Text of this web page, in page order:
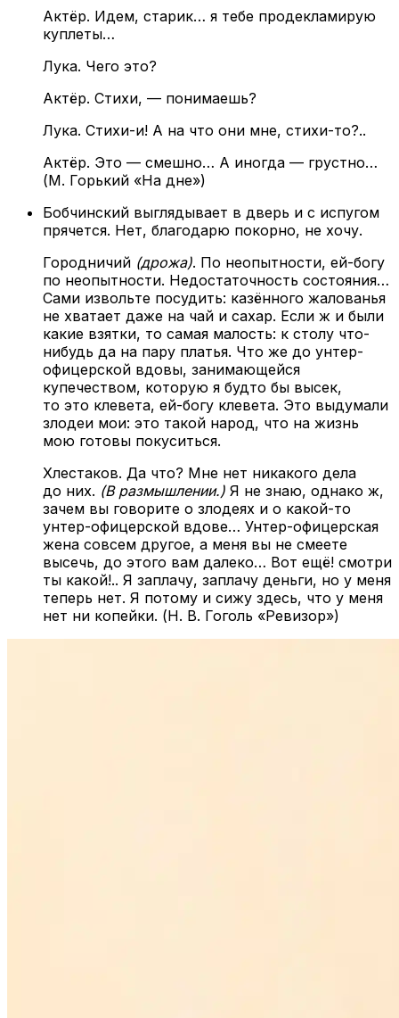
Актёр. Идем, старик… я тебе продекламирую
куплеты…
Лука. Чего это?
Актёр. Стихи, — понимаешь?
Лука. Стихи-и! А на что они мне, стихи-то?..
Актёр. Это — смешно… А иногда — грустно…
(М. Горький «На дне»)
Бобчинский выглядывает в дверь и с испугом
прячется. Нет, благодарю покорно, не хочу.
Городничий (дрожа). По неопытности, ей-богу
по неопытности. Недостаточность состояния…
Сами извольте посудить: казённого жалованья
не хватает даже на чай и сахар. Если ж и были
какие взятки, то самая малость: к столу что-
нибудь да на пару платья. Что же до унтер-
офицерской вдовы, занимающейся
купечеством, которую я будто бы высек,
то это клевета, ей-богу клевета. Это выдумали
злодеи мои: это такой народ, что на жизнь
мою готовы покуситься.
Хлестаков. Да что? Мне нет никакого дела
до них. (В размышлении.) Я не знаю, однако ж,
зачем вы говорите о злодеях и о какой-то
унтер-офицерской вдове… Унтер-офицерская
жена совсем другое, а меня вы не смеете
высечь, до этого вам далеко… Вот ещё! смотри
ты какой!.. Я заплачу, заплачу деньги, но у меня
теперь нет. Я потому и сижу здесь, что у меня
нет ни копейки. (Н. В. Гоголь «Ревизор»)